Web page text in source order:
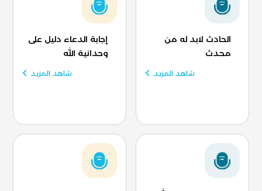
الحادث لابد له من
محدث
شاهد المزيد
إجابة الدعاء دليل على
وحدانية الله
شاهد المزيد